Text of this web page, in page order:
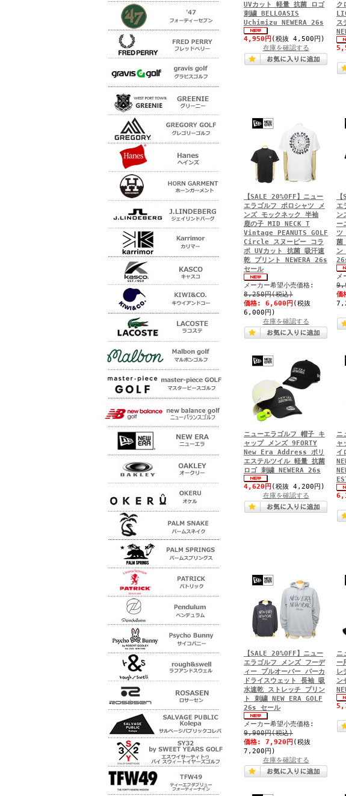
UVカット 軽量 抗菌 ロゴ
刺繍 BELLOASIS
Uchimizu NEWERA 26s
4,950円 (税抜 4,500円)
在庫を確認する
ク
ス
【SALE 20%OFF】ニュー
エラゴルフ ポロシャツ メ
ンズ モックネック 半袖
鹿の子 MID NECK T
Vintage PEANUTS GOLF
Circle スヌーピー コラ
ボ UVカット 抗菌 吸汗速
乾 プリント NEWERA 26s
セール
メーカー希望小売価格:
8,250円(税込)
価格: 6,600円 (税抜
6,000円)
在庫を確認する
エ
ン
ー
ツ
菌
ン
メ
価
ニューエラゴルフ 帽子 キ
ャップ メンズ 9FORTY
New Era Address ポリ
エステルツイル 軽量 抗菌
ロゴ 刺繍 NEWERA 26s
4,620円 (税抜 4,200円)
在庫を確認する
ニ
ャ
イ
【SALE 20%OFF】ニュー
エラゴルフ メンズ フーデ
ィー プルオーバー パーカ
ドライスウェット 長袖 吸
水速乾 ストレッチ プリン
ト 刺繍 NEW ERA GOLF
26s セール
メーカー希望小売価格:
9,900円(税込)
価格: 7,920円 (税抜
7,200円)
在庫を確認する
ニ
ー
レ
ン